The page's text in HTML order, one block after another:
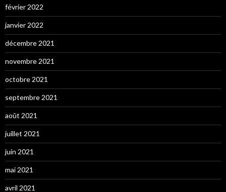
février 2022
janvier 2022
décembre 2021
novembre 2021
octobre 2021
septembre 2021
août 2021
juillet 2021
juin 2021
mai 2021
avril 2021